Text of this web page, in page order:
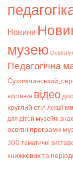
Новини
музею Освіта у
Педагогічна
виставка відео
круглий стіл лекції
для дітей музейні
освітні програми
300 тематичні
книжкових та